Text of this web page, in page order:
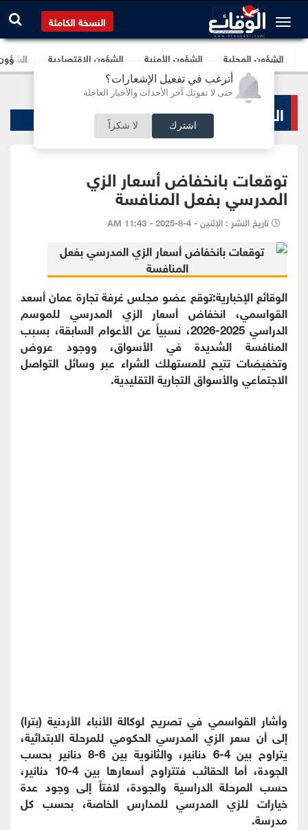
أترغب في تفعيل الإشعارات؟
حتى لا تفوتك آخر الأحداث والأخبار العاجلة
اشترك لا شكراً
النسخة الكاملة
الشؤون المحلية الشؤون الأمنية الشؤون الإقتصادية
الشؤون الإقتصادية
توقعات بانخفاض أسعار الزي
المدرسي بفعل المنافسة
تاريخ النشر : الإثنين - 4-8-2025 - 11:43 AM
الوقائع الإخبارية:توقع عضو مجلس غرفة تجارة عمان أسعد
القواسمي، انخفاض أسعار الزي المدرسي للموسم
الدراسي 2025-2026، نسبياً عن الأعوام السابقة، بسبب
المنافسة الشديدة في الأسواق، ووجود عروض
وتخفيضات تتيح للمستهلك الشراء عبر وسائل التواصل
الاجتماعي والأسواق التجارية التقليدية.
وأشار القواسمي في تصريح لوكالة الأنباء الأردنية (بترا)
إلى أن سعر الزي المدرسي الحكومي للمرحلة الابتدائية،
يتراوح بين 4-6 دنانير، والثانوية بين 6-8 دنانير بحسب
الجودة، أما الحقائب فتتراوح أسعارها بين 4-10 دنانير،
حسب المرحلة الدراسية والجودة، لافتاً إلى وجود عدة
خيارات للزي المدرسي للمدارس الخاصة، بحسب كل
مدرسة.